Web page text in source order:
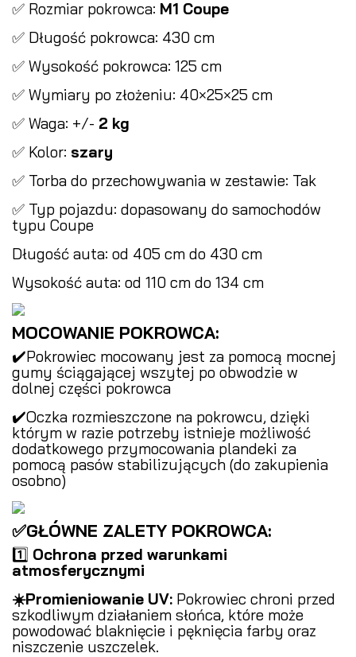
✅ Rozmiar pokrowca: M1 Coupe
✅ Długość pokrowca: 430 cm
✅ Wysokość pokrowca: 125 cm
✅ Wymiary po złożeniu: 40×25×25 cm
✅ Waga: +/- 2 kg
✅ Kolor: szary
✅ Torba do przechowywania w zestawie: Tak
✅ Typ pojazdu: dopasowany do samochodów
typu Coupe
Długość auta: od 405 cm do 430 cm
Wysokość auta: od 110 cm do 134 cm
MOCOWANIE POKROWCA:
✔️Pokrowiec mocowany jest za pomocą mocnej
gumy ściągającej wszytej po obwodzie w
dolnej części pokrowca
✔️Oczka rozmieszczone na pokrowcu, dzięki
którym w razie potrzeby istnieje możliwość
dodatkowego przymocowania plandeki za
pomocą pasów stabilizujących (do zakupienia
osobno)
✅GŁÓWNE ZALETY POKROWCA:
1️⃣ Ochrona przed warunkami
atmosferycznymi
☀️Promieniowanie UV: Pokrowiec chroni przed
szkodliwym działaniem słońca, które może
powodować blaknięcie i pęknięcia farby oraz
niszczenie uszczelek.